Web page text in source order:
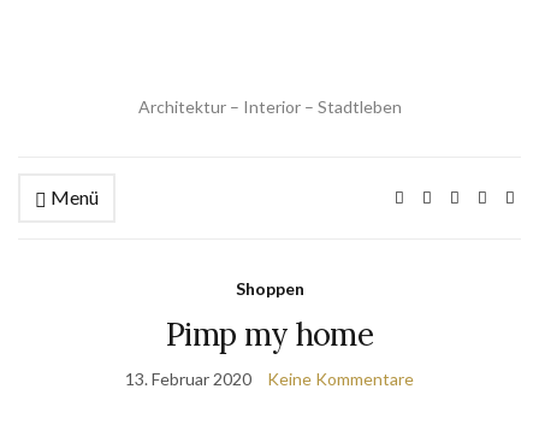
Architektur – Interior – Stadtleben
Menü
Shoppen
Pimp my home
13. Februar 2020 Keine Kommentare